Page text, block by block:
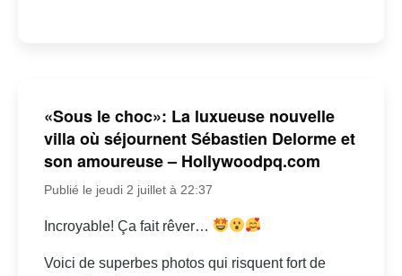
«Sous le choc»: La luxueuse nouvelle
villa où séjournent Sébastien Delorme et
son amoureuse – Hollywoodpq.com
Publié le jeudi 2 juillet à 22:37
Incroyable! Ça fait rêver…
Voici de superbes photos qui risquent fort de